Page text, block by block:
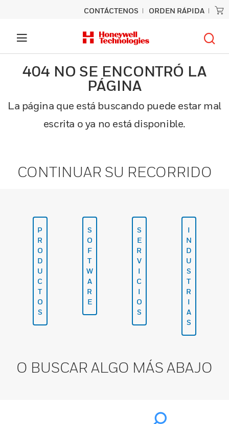
CONTÁCTENOS ORDEN RÁPIDA
404 NO SE ENCONTRÓ LA
PÁGINA
La página que está buscando puede estar mal
escrita o ya no está disponible.
CONTINUAR SU RECORRIDO
P
R
O
D
U
C
T
O
S
S
O
F
T
W
A
R
E
S
E
R
V
I
C
I
O
S
I
N
D
U
S
T
R
I
A
S
O BUSCAR ALGO MÁS ABAJO